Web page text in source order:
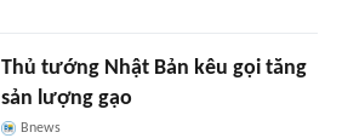
Thủ tướng Nhật Bản kêu gọi tăng
sản lượng gạo
Bnews